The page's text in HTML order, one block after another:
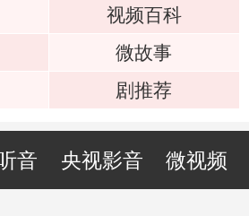
视频百科
微故事
剧推荐
音 央视影音 微视频